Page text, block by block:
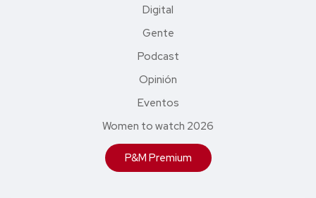
Digital
Gente
Podcast
Opinión
Eventos
Women to watch 2026
P&M Premium